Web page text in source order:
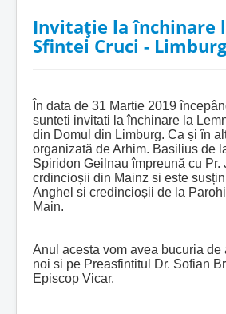
Invitație la închinare
Sfintei Cruci - Limburg
În data de 31 Martie 2019
sunteti invitati la închinare la
din Domul din Limburg. Ca și în
organizată de Arhim. Basilius de
Spiridon Geilnau împreună cu Pr.
crdincioșii din Mainz si este
Anghel si credincioșii de la
Main.
Anul acesta vom avea bucuria de
noi si pe Preasfintitul Dr. Sofian
Episcop Vicar.